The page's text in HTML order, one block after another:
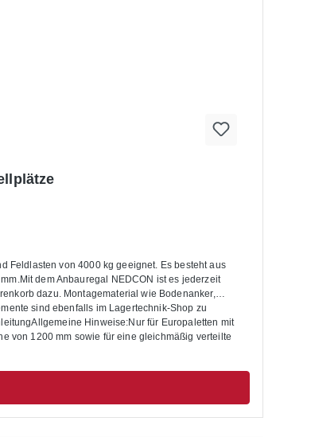
Feldlasten von 4000 kg geeignet. Es besteht aus
dem Anbauregal NEDCON ist es jederzeit
dazu. Montagematerial wie Bodenanker,
sind ebenfalls im Lagertechnik-Shop zu
Hinweise:Nur für Europaletten mit
von 1200 mm sowie für eine gleichmäßig verteilte